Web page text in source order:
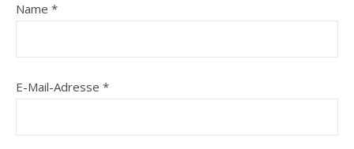
Name *
E-Mail-Adresse *